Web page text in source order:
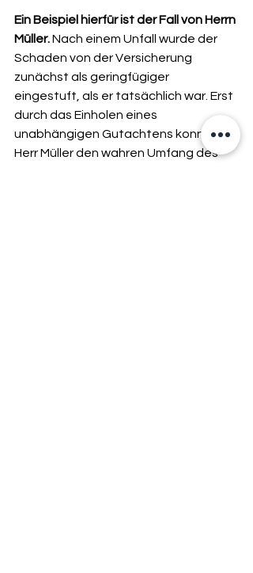
Ein Beispiel hierfür ist der Fall von Herrn
Müller. Nach einem Unfall wurde der
Schaden von der Versicherung
zunächst als geringfügiger
eingestuft, als er tatsächlich war. Erst
durch das Einholen eines
unabhängigen Gutachtens konnte
Herr Müller den wahren Umfang des